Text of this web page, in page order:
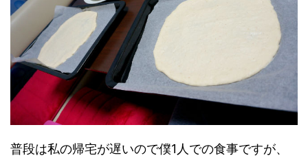
普段は私の帰宅が遅いので僕1人での食事ですが、